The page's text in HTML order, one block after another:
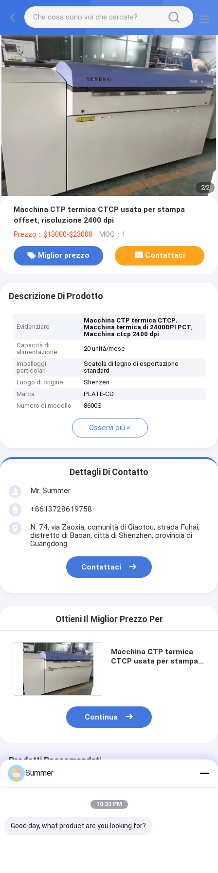
2/2
Macchina CTP termica CTCP usata per stampa
offset, risoluzione 2400 dpi
Prezzo：$13000-$23000 MOQ：1
Miglior prezzo Contattaci
Descrizione Di Prodotto
Evidenziare
Macchina CTP termica CTCP,
Macchina termica di 2400DPI PCT,
Macchina ctcp 2400 dpi
Capacità di
alimentazione
20 unità/mese
Imballaggi
particolari
Scatola di legno di esportazione
standard
Luogo di origine
Shenzen
Marca
PLATE-CD
Numero di modello
8600S
Osservi più
Dettagli Di Contatto
Mr. Summer
+8613728619758
N. 74, via Zaoxia, comunità di Qiaotou, strada Fuhai,
distretto di Baoan, città di Shenzhen, provincia di
Guangdong
Contattaci
Ottieni Il Miglior Prezzo Per
Macchina CTP termica
CTCP usata per stampa
Continua
Prodotti Raccomandati
Summer
10:33 PM
Good day, what product are you looking for?